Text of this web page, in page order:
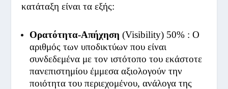
κατάταξη είναι τα εξής:
Ορατότητα-Απήχηση (Visibility) 50% : Ο
αριθμός των υποδικτύων που είναι
συνδεδεμένα με τον ιστότοπο του εκάστοτε
πανεπιστημίου έμμεσα αξιολογούν την
ποιότητα του περιεχομένου, ανάλογα της